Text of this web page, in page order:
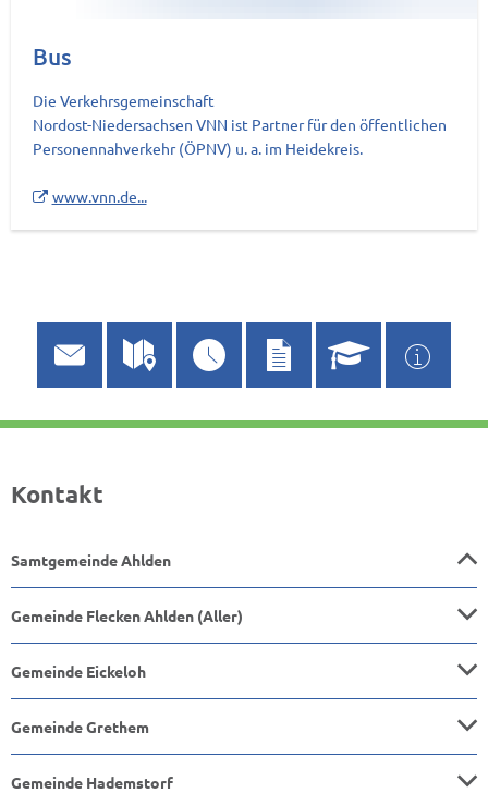
Bus
Die Verkehrsgemeinschaft
Nordost-Niedersachsen VNN ist Partner für den öffentlichen
Personennahverkehr (ÖPNV) u. a. im Heidekreis.
www.vnn.de...
Kontakt
Samtgemeinde Ahlden
Gemeinde Flecken Ahlden (Aller)
Gemeinde Eickeloh
Gemeinde Grethem
Gemeinde Hademstorf